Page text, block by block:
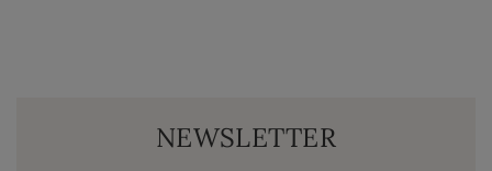
NEWSLETTER